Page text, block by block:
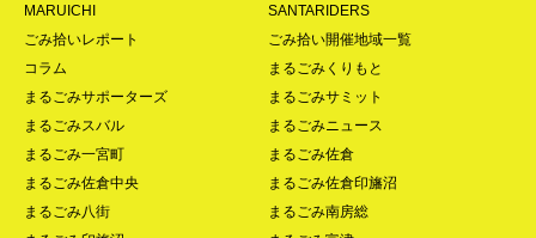
MARUICHI
SANTARIDERS
ごみ拾いレポート
ごみ拾い開催地域一覧
コラム
まるごみくりもと
まるごみサポーターズ
まるごみサミット
まるごみスバル
まるごみニュース
まるごみ一宮町
まるごみ佐倉
まるごみ佐倉中央
まるごみ佐倉印旛沼
まるごみ八街
まるごみ南房総